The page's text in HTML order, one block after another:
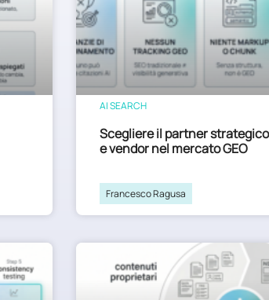
AI SEARCH
Scegliere il partner
e vendor nel mercato GEO
Francesco Ragusa